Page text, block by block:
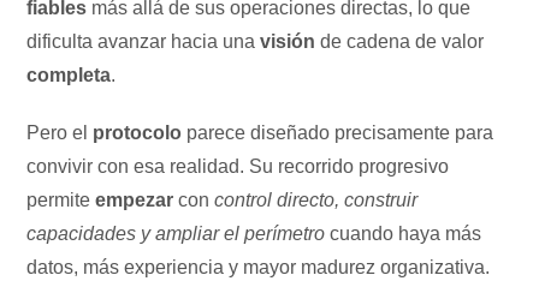
fiables más allá de sus operaciones directas, lo que
dificulta avanzar hacia unavisión de cadena de valor
completa.
Pero el protocolo parece diseñado precisamente para
convivir con esa realidad. Su recorrido progresivo
permiteempezar concontrol directo, construir
capacidades y ampliar el perímetro cuando haya más
datos, más experiencia y mayor madurez organizativa.